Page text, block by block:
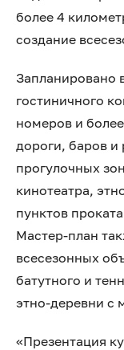
более 4
создание
Запланировано
гостиничного
номеров и
дороги, баров и
прогулочных
кинотеатра,
пунктов
Мастер‑план
всесезонных
батутного и
этно‑деревни с
«Презентация